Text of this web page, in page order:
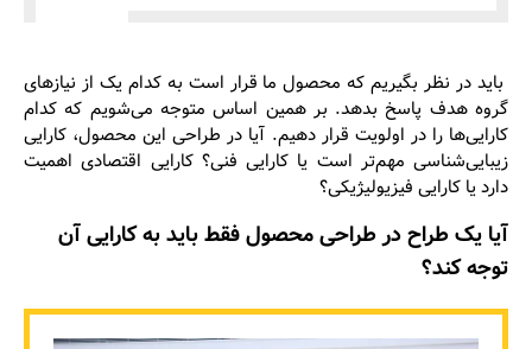
باید در نظر بگیریم که محصول ما قرار است به کدام یک از نیازهای
گروه هدف پاسخ بدهد. بر همین اساس متوجه می‌شویم که کدام
کارایی‌ها را در اولویت قرار دهیم. آیا در طراحی این محصول، کارایی
زیبایی‌شناسی مهم‌تر است یا کارایی فنی؟ کارایی اقتصادی اهمیت
دارد یا کارایی فیزیولیژیکی؟
آیا یک طراح در طراحی محصول فقط باید به کارایی آن
توجه کند؟